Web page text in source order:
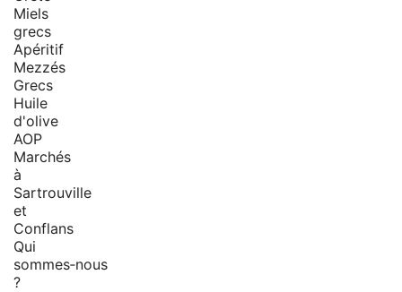
Miels
grecs
Apéritif
Mezzés
Grecs
Huile
d'olive
AOP
Marchés
à
Sartrouville
et
Conflans
Qui
sommes‑nous
?